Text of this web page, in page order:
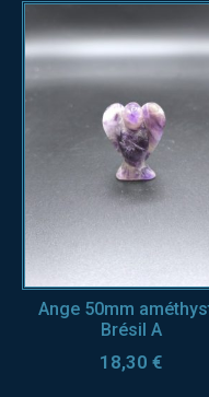
Ange 50mm
Brésil A
18,30 €